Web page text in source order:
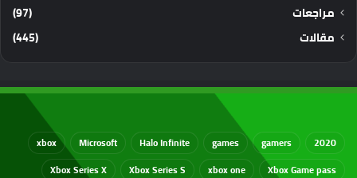
مراجعات
(97)
مقالات
(445)
2020
gamers
games
Halo Infinite
Microsoft
xbox
Xbox Game pass
xbox one
Xbox Series S
Xbox Series X